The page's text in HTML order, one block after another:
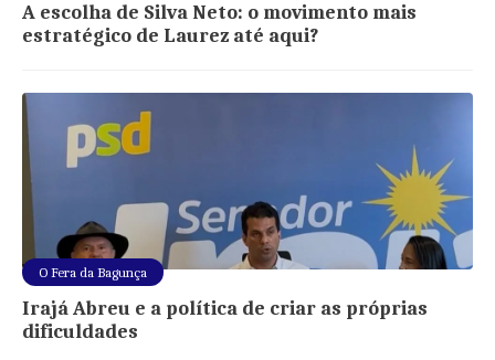
A escolha de Silva Neto: o movimento mais
estratégico de Laurez até aqui?
O Fera da Bagunça
Irajá Abreu e a política de criar as próprias
dificuldades